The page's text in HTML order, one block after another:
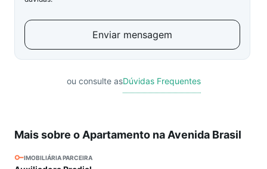
Enviar mensagem
ou consulte asDúvidas Frequentes
Mais sobre o Apartamento na Avenida Brasil
IMOBILIÁRIA PARCEIRA